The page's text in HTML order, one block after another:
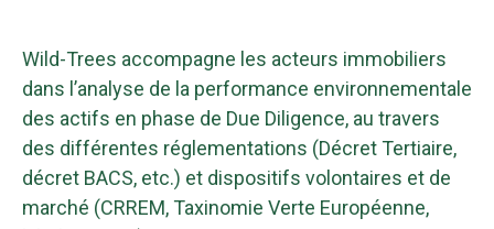
Wild-Trees accompagne les acteurs immobiliers
dans l’analyse de la performance environnementale
des actifs en phase de Due Diligence, au travers
des différentes réglementations (Décret Tertiaire,
décret BACS, etc.) et dispositifs volontaires et de
marché (CRREM, Taxinomie Verte Européenne,